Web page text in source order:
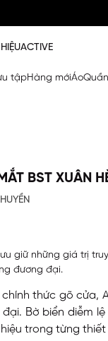
ACTIVE
tậpHàng mớiÁoQuần
BST XUÂN
giữ những giá trị
đương đại.
chính thức gõ
Bờ biển diễm
trong từng